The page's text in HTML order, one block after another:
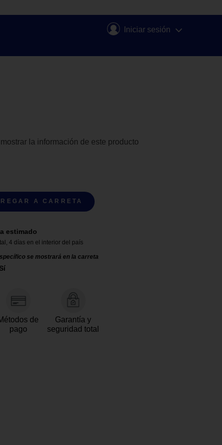
Iniciar sesión
la información de este producto
A CARRETA
estimado
, 4 días en el interior del país
se mostrará en la carreta
de
pago
Garantía y
seguridad total